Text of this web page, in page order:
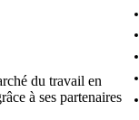
du travail en
à ses partenaires